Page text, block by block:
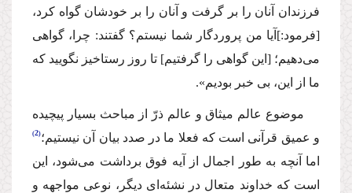
فرزندان آنان را بر گرفت و آنان را بر خودشان گواه كرد،
[فرمود:]آیا من پروردگار شما نیستم؟ گفتند: چرا، گواهى
مى‌دهیم؛ [این گواهى را گرفتیم] تا روز رستاخیز نگویید كه
ما از این، بى خبر بودیم».
موضوع عالم میثاق و عالم ذرّ از مباحث بسیار پیچیده
و عمیق قرآنى است كه فعلا ما در صدد بیان آن نیستیم؛ 2
اما آنچه به طور اجمال از آیه فوق برداشت مى‌شود، این
است كه خداوند متعال در نشئه‌اى دیگر، نوعى مواجهه و